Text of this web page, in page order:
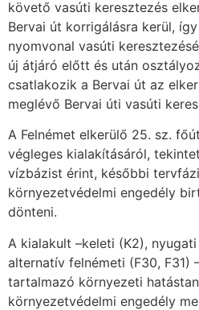
követő vasúti keresztezés
Bervai út korrigálásra kerül,
nyomvonal vasúti
új átjáró előtt és után
csatlakozik a Bervai út az
meglévő Bervai úti vasúti
A Felnémet elkerülő 25. sz.
végleges kialakításáról,
vízbázist érint, későbbi
környezetvédelmi engedély
dönteni.
A kialakult –keleti (K2),
alternatív felnémeti (F30, F31)
tartalmazó környezeti
környezetvédelmi engedély